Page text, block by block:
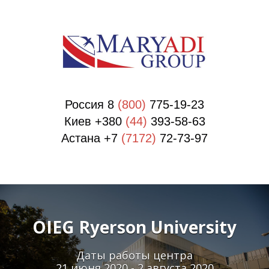
Россия 8 (800) 775-19-23
Киев +380 (44) 393-58-63
Астана +7 (7172) 72-73-97
OIEG Ryerson University
Даты работы центра
О
О